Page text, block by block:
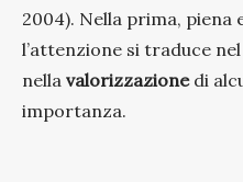
2004). Nella prima, piena
l’attenzione si traduce nel
nella valorizzazionedi
importanza.